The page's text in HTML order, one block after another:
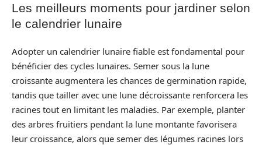
Les meilleurs moments pour jardiner selon
le calendrier lunaire
Adopter un calendrier lunaire fiable est fondamental pour
bénéficier des cycles lunaires. Semer sous la lune
croissante augmentera les chances de germination rapide,
tandis que tailler avec une lune décroissante renforcera les
racines tout en limitant les maladies. Par exemple, planter
des arbres fruitiers pendant la lune montante favorisera
leur croissance, alors que semer des légumes racines lors